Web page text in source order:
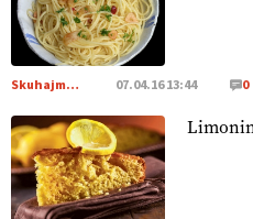
hrane, ampak tudi način njene
https://t.co/bKGeI4ZcNi @EUAgri
https://t.co/2sllAmcKwG
[EKOloško = LOGIČNO
prilagojene sorte
VEČ
https://t.co/OQSsax7l8V
https://t.co/PAL0zlhVia
Skuhajmo SI 07.04.16 13:44 0